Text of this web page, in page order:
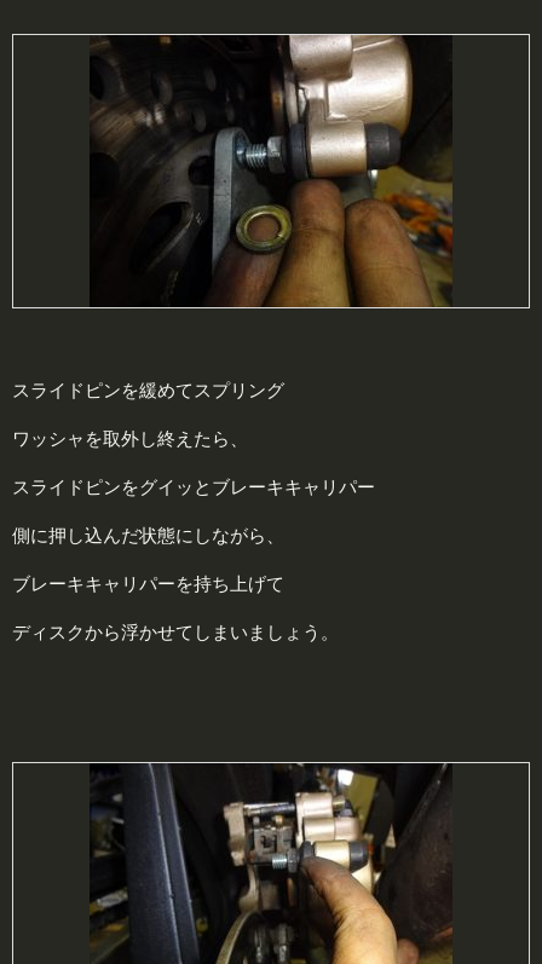
スライドピンを緩めてスプリング
ワッシャを取外し終えたら、
スライドピンをグイッとブレーキキャリパー
側に押し込んだ状態にしながら、
ブレーキキャリパーを持ち上げて
ディスクから浮かせてしまいましょう。